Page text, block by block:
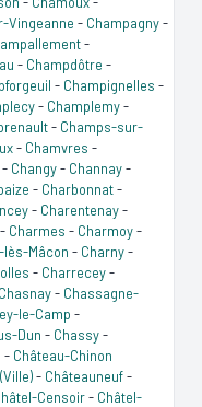
Vingeanne - Champagny-
-
- Champdôtre -
- Champignelles -
- Champlemy-
- Champs-sur-
- Chamvres -
- Changy- Channay-
- Charbonnat-
- Charentenay-
- Charmes - Charmoy-
lès-Mâcon - Charny-
- Charrecey-
Chasnay- Chassagne-
le-Camp -
Dun - Chassy-
- Château-Chinon
- Châteauneuf-
Censoir- Châtel-